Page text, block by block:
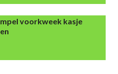
voorkweek kasje